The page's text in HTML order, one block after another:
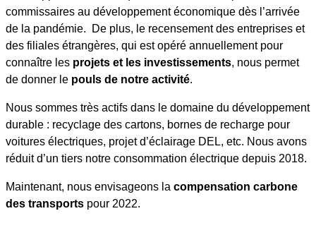
commissaires au développement économique dès l’arrivée
de la pandémie. De plus, le recensement des entreprises et
des filiales étrangères, qui est opéré annuellement pour
connaître les projets et les investissements, nous permet
de donner le pouls de notre activité.
Nous sommes très actifs dans le domaine du développement
durable : recyclage des cartons, bornes de recharge pour
voitures électriques, projet d’éclairage DEL, etc. Nous avons
réduit d’un tiers notre consommation électrique depuis 2018.
Maintenant, nous envisageons la compensation carbone
des transports pour 2022.